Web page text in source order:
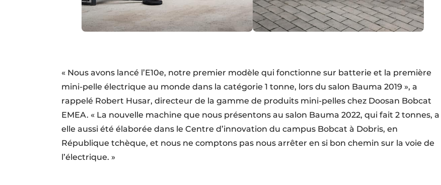
« Nous avons lancé l’E10e, notre premier modèle qui fonctionne sur batterie et la première
mini-pelle électrique au monde dans la catégorie 1 tonne, lors du salon Bauma 2019 », a
rappelé Robert Husar, directeur de la gamme de produits mini-pelles chez Doosan Bobcat
EMEA. « La nouvelle machine que nous présentons au salon Bauma 2022, qui fait 2 tonnes, a
elle aussi été élaborée dans le Centre d’innovation du campus Bobcat à Dobris, en
République tchèque, et nous ne comptons pas nous arrêter en si bon chemin sur la voie de
l’électrique. »